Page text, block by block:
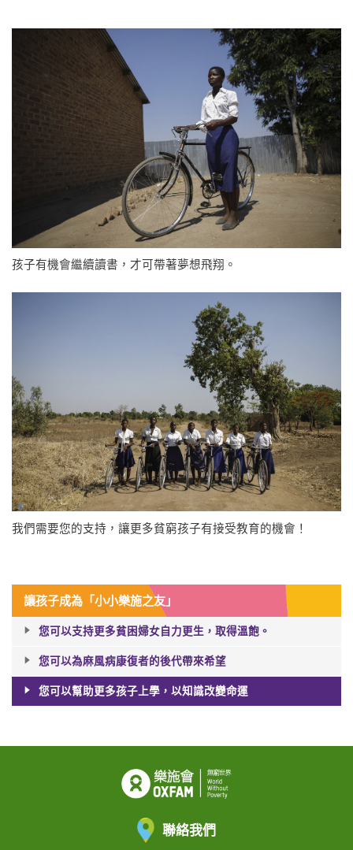
讓孩子成為「小小樂施之友」
您可以支持更多貧困婦女自力更生，取得溫飽。
您可以為麻風病康復者的後代帶來希望
您可以幫助更多孩子上學，以知識改變命運
孩子有機會繼續讀書，才可帶著夢想飛翔。
我們需要您的支持，讓更多貧窮孩子有接受教育的機會！
聯絡我們